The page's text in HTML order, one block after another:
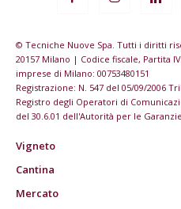
© Tecniche Nuove Spa. Tutti i diritti
20157 Milano | Codice fiscale, Partita
imprese di Milano: 00753480151
Registrazione: N. 547 del 05/09/2006
Registro degli Operatori di
del 30.6.01 dell'Autorità per le
Vigneto
Cantina
Mercato